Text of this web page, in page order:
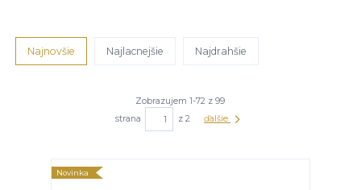
Najnovšie Najlacnejšie Najdrahšie
Zobrazujem 1-72 z 99
strana
z 2 ďalšie
Novinka